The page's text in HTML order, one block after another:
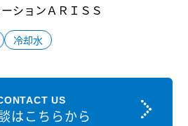
ションＡＲＩＳＳ
冷却水
US
はこちらから